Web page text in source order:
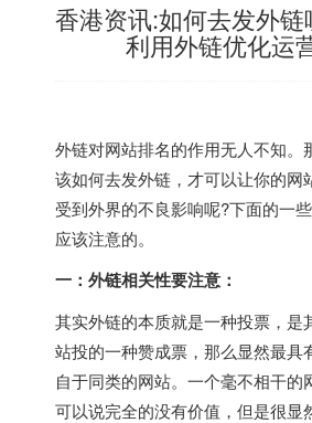
香港资讯:如何去发外
利用外链优化运
外链对网站排名的作用无人不知。
该如何去发外链，才可以让你的网
受到外界的不良影响呢?下面的一
应该注意的。
一：外链相关性要注意：
其实外链的本质就是一种投票，是
站投的一种赞成票，那么显然最具
自于同类的网站。一个毫不相干的
可以说完全的没有价值，但是很显